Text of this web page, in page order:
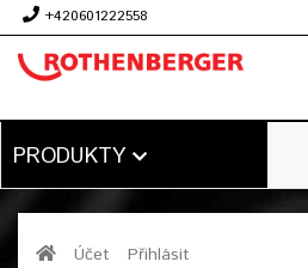
+420601222558
PRODUKTY
Účet Přihlásit